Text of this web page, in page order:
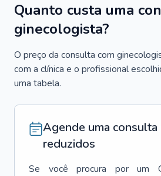
Quanto custa uma
ginecologista?
O preço da consulta com
com a clínica e o profissional
uma tabela.
Agende uma consulta
reduzidos
Se você procura por um